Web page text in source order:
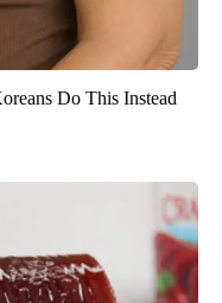
Do This Instead